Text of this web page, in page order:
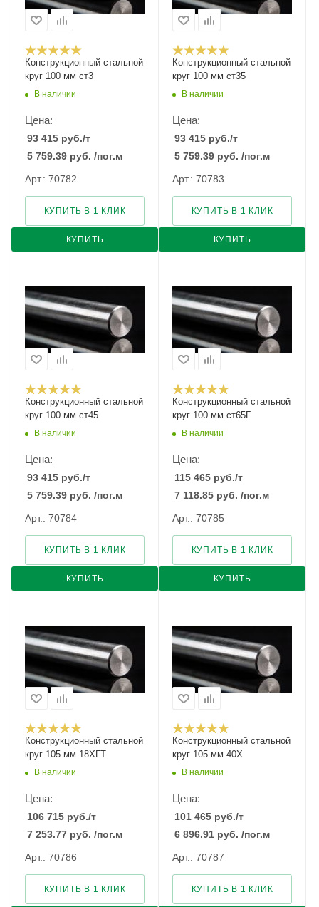
Конструкционный стальной
круг 100 мм ст3
В наличии
Цена:
93 415 руб./т
5 759.39 руб. /пог.м
Арт.: 70782
КУПИТЬ
КУПИТЬ В 1 КЛИК
Конструкционный стальной
круг 100 мм ст35
В наличии
Цена:
93 415 руб./т
5 759.39 руб. /пог.м
Арт.: 70783
КУПИТЬ
КУПИТЬ В 1 КЛИК
Конструкционный стальной
круг 100 мм ст45
В наличии
Цена:
93 415 руб./т
5 759.39 руб. /пог.м
Арт.: 70784
КУПИТЬ
КУПИТЬ В 1 КЛИК
Конструкционный стальной
круг 100 мм ст65Г
В наличии
Цена:
115 465 руб./т
7 118.85 руб. /пог.м
Арт.: 70785
КУПИТЬ
КУПИТЬ В 1 КЛИК
Конструкционный стальной
круг 105 мм 18ХГТ
В наличии
Цена:
106 715 руб./т
7 253.77 руб. /пог.м
Арт.: 70786
КУПИТЬ В 1 КЛИК
Конструкционный стальной
круг 105 мм 40Х
В наличии
Цена:
101 465 руб./т
6 896.91 руб. /пог.м
Арт.: 70787
КУПИТЬ В 1 КЛИК